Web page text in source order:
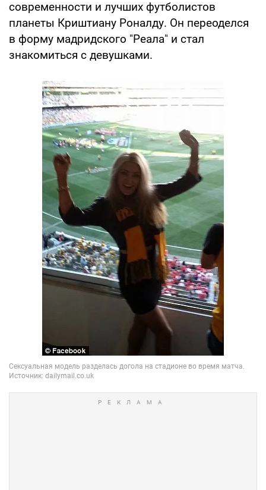
современности и лучших футболистов
планеты Криштиану Роналду. Он переоделся
в форму мадридского "Реала" и стал
знакомиться с девушками.